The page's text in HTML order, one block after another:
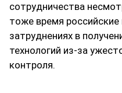
сотрудничества
тоже время
затруднениях в
технологий из-за
контроля.